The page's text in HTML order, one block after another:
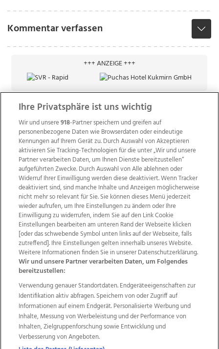
Kommentar verfassen
+++ ANZEIGE +++
Wir über uns Mediadaten Kontakt
Jobs
Datenschutz
Impressum
AGB Anzeigekunden
AGB Website
Ehrenkodex Politische Werbung
Weitere Angebote des Medienhauses Wimmer
TV1 di-mog-i.at OÖNow
Ischler Woche
Life Radio
OÖNachrichten
OÖN Immobilien
OÖN Karriere
OÖN Reise
Promenaden Galerien
Regionaljobs
wasistlos.at wirtrauern.at
Ihre Privatsphäre ist uns wichtig
Wir und unsere918-Partner speichern und greifen auf
personenbezogene Daten wie Browserdaten oder eindeutige
Kennungen auf Ihrem Gerät zu. Durch Auswahl von Akzeptieren
aktivieren Sie Tracking-Technologien für die unter „Wir und unsere
Partner verarbeiten Daten, um Ihnen Dienste bereitzustellen“
aufgeführten Zwecke. Durch Auswahl von Alle ablehnen oder
Widerruf Ihrer Einwilligung werden diese deaktiviert. Wenn Tracker
deaktiviert sind, sind manche Inhalte und Anzeigen möglicherweise
nicht mehr so relevant für Sie. Sie können dieses Menü jederzeit
wieder aufrufen, um Ihre Einstellungen zu ändern oder Ihre
Einwilligung zu widerrufen, indem Sie auf den Link Cookie
Einstellungen bearbeiten am unteren Rand der Webseite klicken
[oder das schwebende Symbol unten links auf der Webseite, falls
zutreffend]. Ihre Einstellungen gelten innerhalb unseres Website.
Weitere Informationen finden Sie in unserer Datenschutzerklärung.
Wir und unsere Partner verarbeiten Daten, um Folgendes
bereitzustellen:
Verwendung genauer Standortdaten. Endgeräteeigenschaften zur
Identifikation aktiv abfragen. Speichern von oder Zugriff auf
Informationen auf einem Endgerät. Personalisierte Werbung und
Inhalte, Messung von Werbeleistung und der Performance von
Inhalten, Zielgruppenforschung sowie Entwicklung und
Verbesserung von Angeboten.